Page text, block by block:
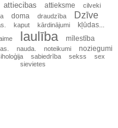
attiecibas attieksme
cilveki
doma draudzība Dzīve
kaput kārdinājumi kļūdas...
laulība mīlestība
nauda. noteikumi noziegumi
sabiedrība sekss
sex
sievietes